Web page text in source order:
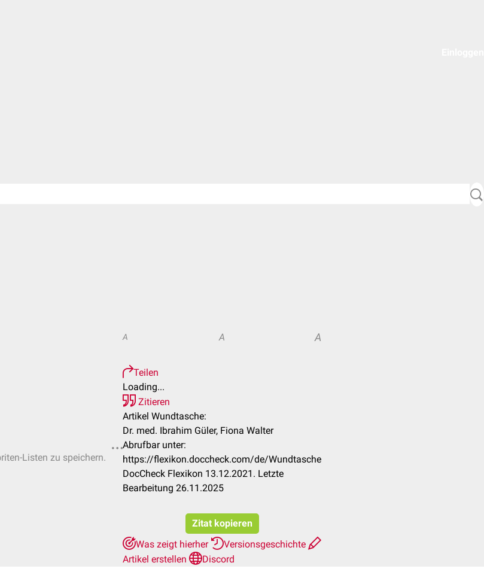
Listen zu speichern.
A A A
Teilen
Loading...
Zitieren
Artikel Wundtasche:
Dr. med. Ibrahim Güler, Fiona Walter
Abrufbar unter:
https://flexikon.doccheck.com/de/Wundtasche
DocCheck Flexikon 13.12.2021. Letzte
Bearbeitung 26.11.2025
Zitat kopieren
Was zeigt hierher
Versionsgeschichte
Artikel erstellen
Discord